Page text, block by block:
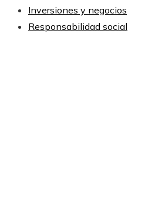
Inversiones y negocios
Responsabilidad social